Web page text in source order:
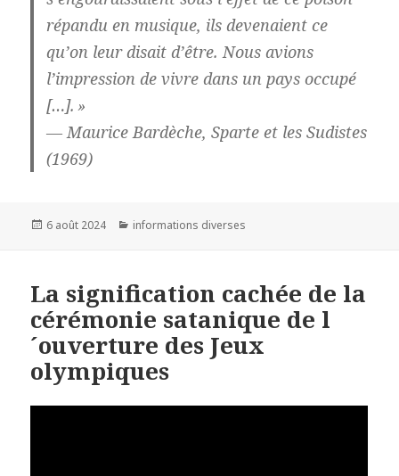
répandu en musique, ils devenaient ce
qu’on leur disait d’être. Nous avions
l’impression de vivre dans un pays occupé
[…]. »
— Maurice Bardèche, Sparte et les Sudistes
(1969)
Publié
6 août 2024 Catégories
informations diverses
La signification cachée de la
cérémonie satanique de l
´ouverture des Jeux
olympiques